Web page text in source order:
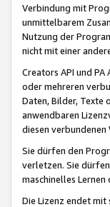
Verbindung mit
unmittelbarem
Nutzung der
nicht mit einer
Creators API und
oder mehreren
Daten, Bilder, Texte
anwendbaren
diesen
Sie dürfen den
verletzen. Sie
maschinelles
Die Lizenz endet